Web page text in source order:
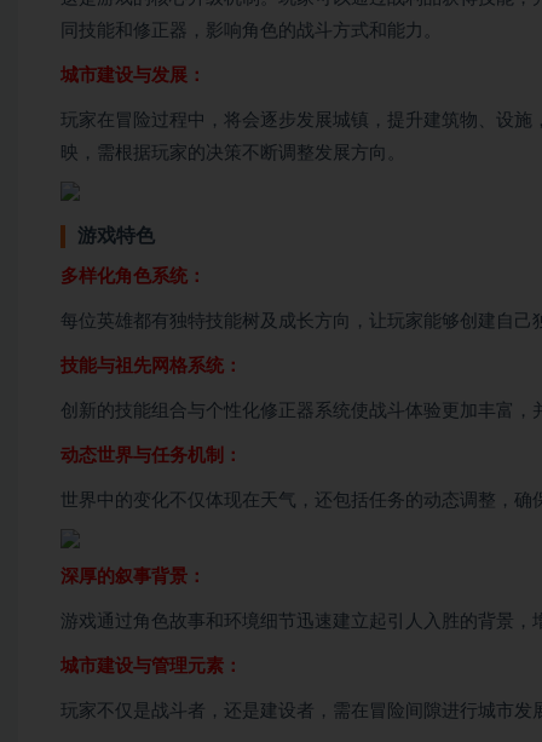
同技能和修正器，影响角色的战斗方式和能力。
城市建设与发展：
玩家在冒险过程中，将会逐步发展城镇，提升建筑物、设
映，需根据玩家的决策不断调整发展方向。
游戏特色
多样化角色系统：
每位英雄都有独特技能树及成长方向，让玩家能够创建自己
技能与祖先网格系统：
创新的技能组合与个性化修正器系统使战斗体验更加丰富，
动态世界与任务机制：
世界中的变化不仅体现在天气，还包括任务的动态调整，确
深厚的叙事背景：
游戏通过角色故事和环境细节迅速建立起引人入胜的背景，
城市建设与管理元素：
玩家不仅是战斗者，还是建设者，需在冒险间隙进行城市发